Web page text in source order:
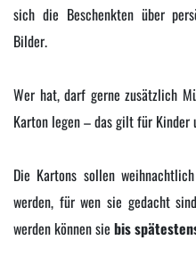
sich die Beschenkten über
Bilder.
Wer hat, darf gerne zusätzlich
Karton legen – das gilt für
Die Kartons sollen
werden, für wen sie gedacht
werden können sie bis